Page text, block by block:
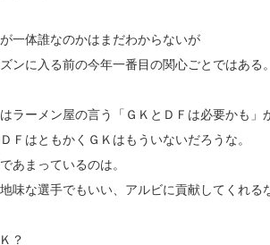
一体誰なのかはまだわからないが
ンに入る前の今年一番目の関心ごとではある。
ラーメン屋の言う「ＧＫとＤＦは必要かも」
ＦはともかくＧＫはもういないだろうな。
あまっているのは。
味な選手でもいい、アルビに貢献してくれる
？